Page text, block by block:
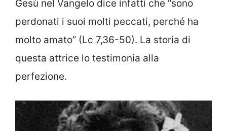
Gesù nel Vangelo dice infatti che “sono
perdonati i suoi molti peccati, perché ha
molto amato” (Lc 7,36-50). La storia di
questa attrice lo testimonia alla
perfezione.